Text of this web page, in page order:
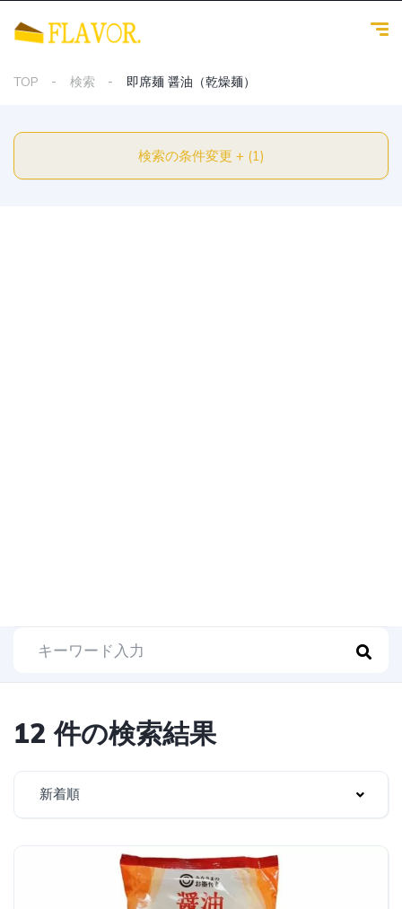
TOP 検索 即席麺 醤油（乾燥麺）
検索の条件変更 + (1)
12 件の検索結果
新着順